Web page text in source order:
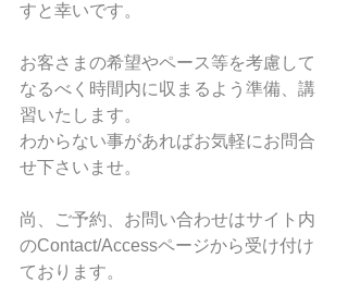
すと幸いです。
お客さまの希望やペース等を考慮して
なるべく時間内に収まるよう準備、講
習いたします。
わからない事があればお気軽にお問合
せ下さいませ。
尚、ご予約、お問い合わせはサイト内
のContact/Accessページから受け付け
ております。